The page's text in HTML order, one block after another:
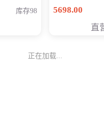
锅） 会
库存98
购买价格
5698.00
直
正在加载...